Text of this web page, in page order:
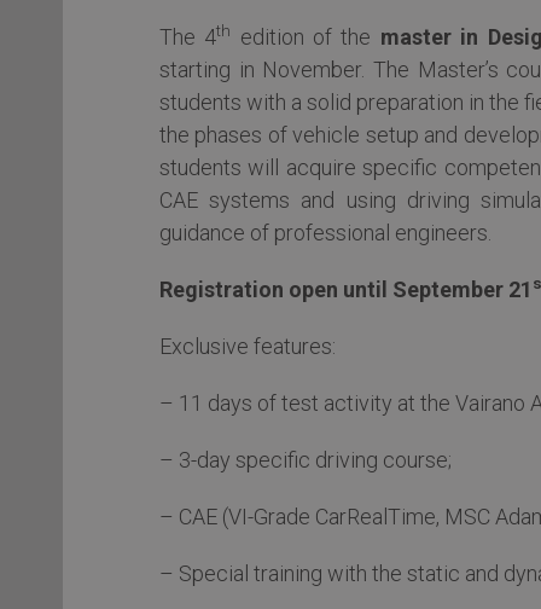
The 4th edition of the master in
starting in November. The Master’s
students with a solid preparation in the
the phases of vehicle setup and
students will acquire specific
CAE systems and using driving
guidance of professional engineers.
Registration open until September 21
Exclusive features:
– 11 days of test activity at the Vairano
– 3-day specific driving course;
– CAE (VI-Grade CarRealTime, MSC
– Special training with the static and